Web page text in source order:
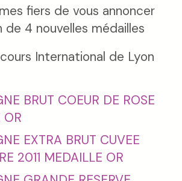
fiers de vous annoncer
4 nouvelles médailles
International de Lyon
BRUT COEUR DE ROSE
OR
EXTRA BRUT CUVEE
2011 MEDAILLE OR